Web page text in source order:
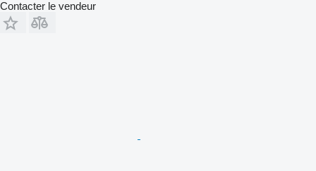
Contacter le vendeur